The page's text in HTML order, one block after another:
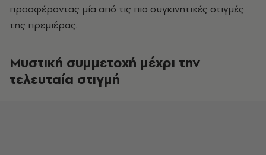
προσφέροντας μία από τις πιο συγκινητικές στιγμές
της πρεμιέρας.
Μυστική συμμετοχή μέχρι την
τελευταία στιγμή